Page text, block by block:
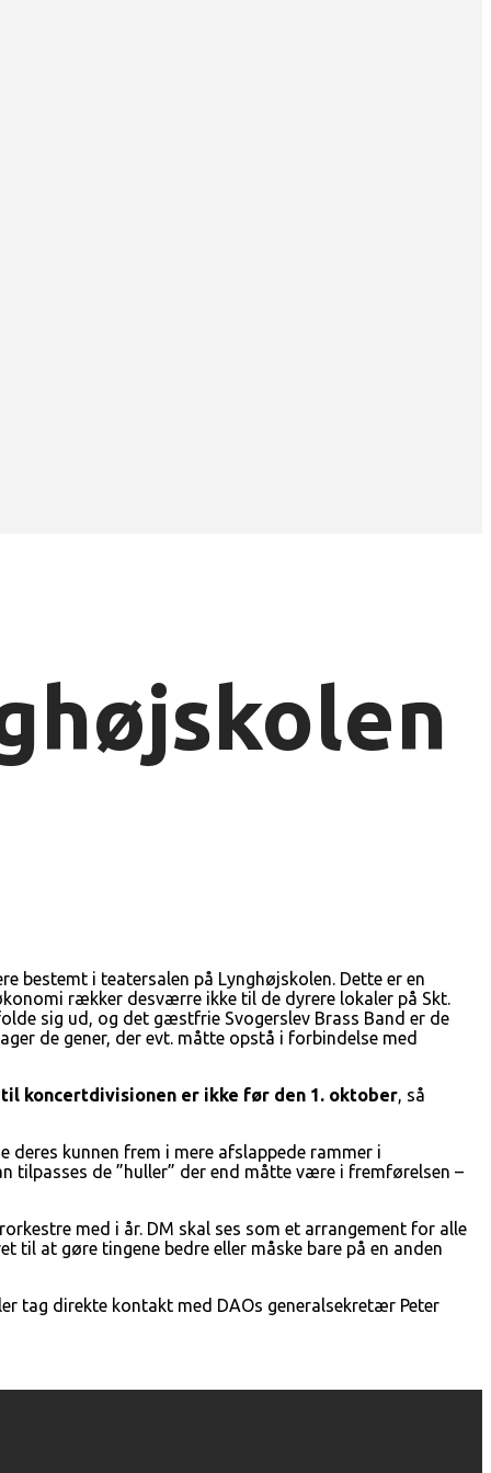
bestemt i teatersalen på Lynghøjskolen. Dette er en
rækker desværre ikke til de dyrere lokaler på Skt.
sig ud, og det gæstfrie Svogerslev Brass Band er de
de gener, der evt. måtte opstå i forbindelse med
koncertdivisionen er ikke før den 1. oktober, så
kunnen frem i mere afslappede rammer i
tilpasses de ”huller” der end måtte være i fremførelsen –
med i år. DM skal ses som et arrangement for alle
til at gøre tingene bedre eller måske bare på en anden
tag direkte kontakt med DAOs generalsekretær Peter